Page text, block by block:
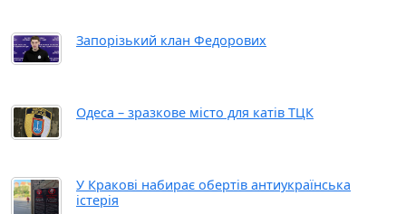
Запорізький клан Федорових
Одеса – зразкове місто для катів ТЦК
У Кракові набирає обертів антиукраїнська
істерія